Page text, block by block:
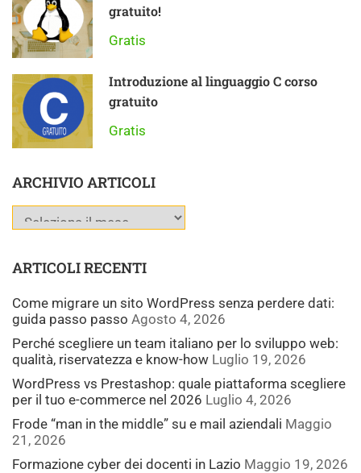
gratuito!
Gratis
Introduzione al linguaggio C corso
gratuito
Gratis
ARCHIVIO ARTICOLI
ARTICOLI RECENTI
Come migrare un sito WordPress senza perdere dati:
guida passo passo Agosto 4, 2026
Perché scegliere un team italiano per lo sviluppo web:
qualità, riservatezza e know-how Luglio 19, 2026
WordPress vs Prestashop: quale piattaforma scegliere
per il tuo e-commerce nel 2026 Luglio 4, 2026
Frode “man in the middle” su e mail aziendali Maggio
21, 2026
Formazione cyber dei docenti in Lazio Maggio 19, 2026